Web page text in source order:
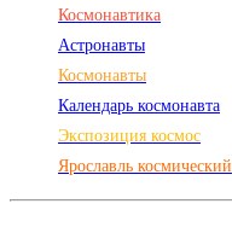
Космонавтика
Астронавты
Космонавты
Календарь космонавта
Экспозиция космос
Ярославль космический